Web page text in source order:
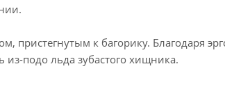
пристегнутым к багорику. Благодаря
из-подо льда зубастого хищника.